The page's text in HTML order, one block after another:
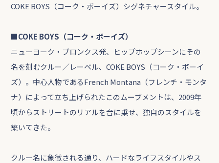
COKE BOYS（コーク・ボーイズ）シグネチャースタイル。
■COKE BOYS（コーク・ボーイズ）
ニューヨーク・ブロンクス発、ヒップホップシーンにその
名を刻むクルー／レーベル、COKE BOYS（コーク・ボーイ
ズ）。中心人物であるFrench Montana（フレンチ・モンタ
ナ）によって立ち上げられたこのムーブメントは、2009年
頃からストリートのリアルを音に乗せ、独自のスタイルを
築いてきた。
クルー名に象徴される通り、ハードなライフスタイルやス